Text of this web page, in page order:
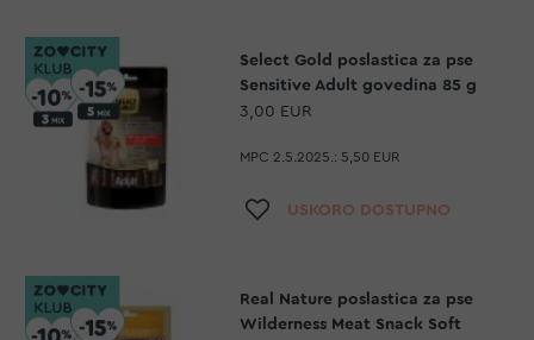
Select Gold poslastica za pse
Sensitive Adult govedina 85 g
3,00 EUR
MPC 2.5.2025.: 5,50 EUR
Dodaj na listu želja
USKORO DOSTUPNO
Real Nature poslastica za pse
Wilderness Meat Snack Soft